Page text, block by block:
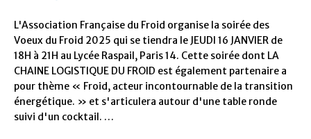
L'Association Française du Froid organise la soirée des
Voeux du Froid 2025 qui se tiendra le JEUDI 16 JANVIER de
18H à 21H au Lycée Raspail, Paris 14. Cette soirée dont LA
CHAINE LOGISTIQUE DU FROID est également partenaire a
pour thème « Froid, acteur incontournable de la transition
énergétique. » et s'articulera autour d'une table ronde
suivi d'un cocktail. …